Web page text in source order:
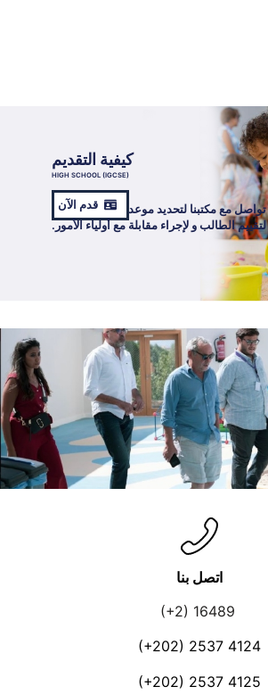
كيفية التقديم
HIGH SCHOOL (IGCSE)
قدم الآن
تواصل مع مكتبنا لتحديد موعد
لتقييم الطالب و لإجراء مقابلة مع أولياء الأمور.
اتصل بنا
(+2) 16489
(+202) 2537 4124
(+202) 2537 4125